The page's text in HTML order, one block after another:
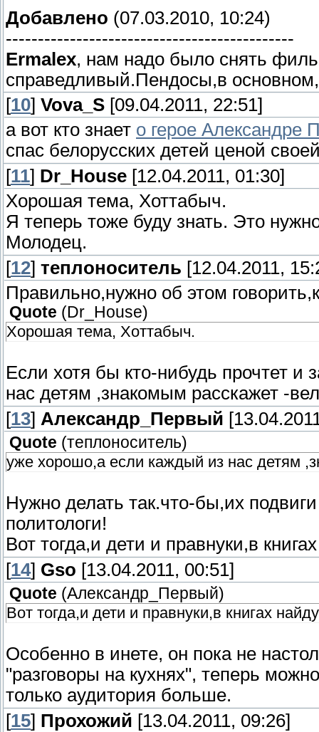
Добавлено (07.03.2010, 10:24)
---------------------------------------------
Ermalex, нам надо было снять
справедливый.Пендосы,в
[10] Vova_S [09.04.2011, 22:51]
а вот кто знает о герое Александре
спас белорусских детей ценой
[11] Dr_House [12.04.2011, 01:30]
Хорошая тема, Хоттабыч.
Я теперь тоже буду знать. Это
Молодец.
[12] теплоноситель [12.04.2011,
Правильно,нужно об этом
Quote ( Dr_House)
Хорошая тема, Хоттабыч.
Если хотя бы кто-нибудь прочтет
нас детям ,знакомым расскажет -
[13] Александр_Первый
Quote (теплоноситель)
уже хорошо,а если каждый из нас детям
Нужно делать так.что-бы,их
политологи!
Вот тогда,и дети и правнуки,в
[14] Gso [13.04.2011, 00:51]
Quote (Александр_Первый)
Вот тогда,и дети и правнуки,в книгах
Особенно в инете, он пока не
"разговоры на кухнях", теперь
только аудитория больше.
[15] Прохожий [13.04.2011, 09:26]